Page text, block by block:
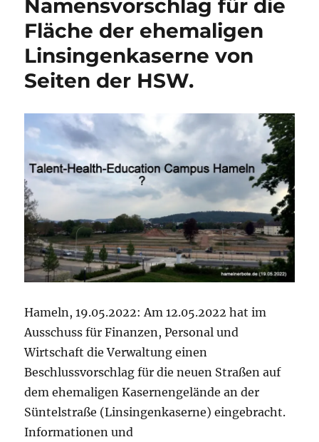
Namensvorschlag für die
Fläche der ehemaligen
Linsingenkaserne von
Seiten der HSW.
Hameln, 19.05.2022: Am 12.05.2022 hat im
Ausschuss für Finanzen, Personal und
Wirtschaft die Verwaltung einen
Beschlussvorschlag für die neuen Straßen auf
dem ehemaligen Kasernengelände an der
Süntelstraße (Linsingenkaserne) eingebracht.
Informationen und